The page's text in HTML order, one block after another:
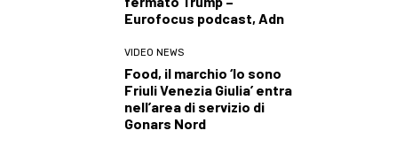
Eurofocus podcast, Adn
VIDEO NEWS
Food, il marchio ‘Io sono
Friuli Venezia Giulia’ entra
nell’area di servizio di
Gonars Nord